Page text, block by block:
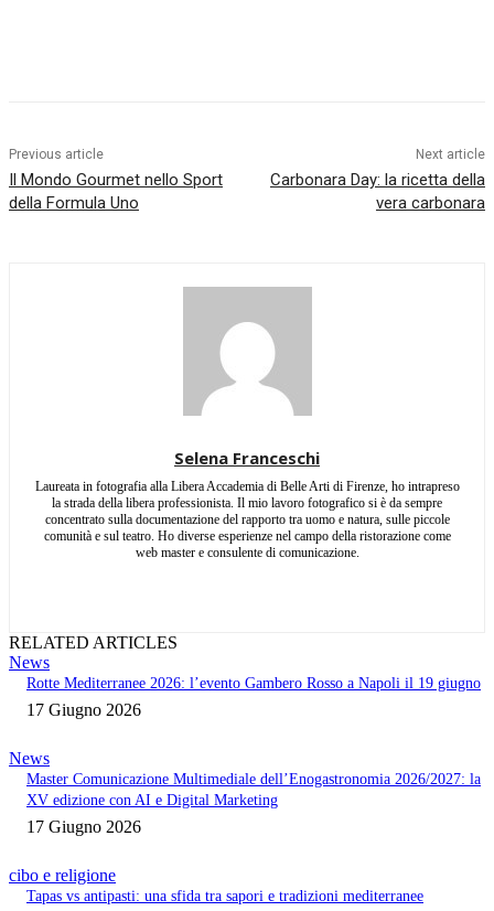
Previous article
Il Mondo Gourmet nello Sport
della Formula Uno
Next article
Carbonara Day: la ricetta della
vera carbonara
Selena Franceschi
Laureata in fotografia alla Libera Accademia di Belle Arti di Firenze, ho intrapreso
la strada della libera professionista. Il mio lavoro fotografico si è da sempre
concentrato sulla documentazione del rapporto tra uomo e natura, sulle piccole
comunità e sul teatro. Ho diverse esperienze nel campo della ristorazione come
web master e consulente di comunicazione.
RELATED ARTICLES
News
Rotte Mediterranee 2026: l’evento Gambero Rosso a Napoli il 19 giugno
17 Giugno 2026
News
Master Comunicazione Multimediale dell’Enogastronomia 2026/2027: la
XV edizione con AI e Digital Marketing
17 Giugno 2026
cibo e religione
Tapas vs antipasti: una sfida tra sapori e tradizioni mediterranee